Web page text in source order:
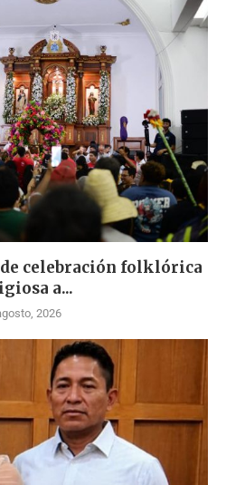
de celebración folklórica
a...
2026